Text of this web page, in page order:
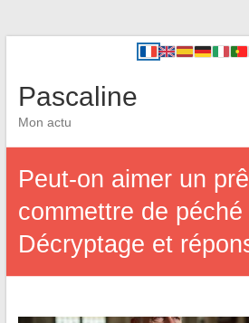
Pascaline
Mon actu
Peut-on aimer un
commettre de péché
Décryptage et